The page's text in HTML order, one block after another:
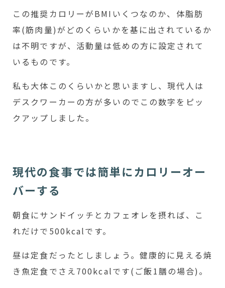
この推奨カロリーがBMIいくつなのか、体脂肪
率(筋肉量)がどのくらいかを基に出されているか
は不明ですが、活動量は低めの方に設定されて
いるものです。
私も大体このくらいかと思いますし、現代人は
デスクワーカーの方が多いのでこの数字をピッ
クアップしました。
現代の食事では簡単にカロリーオー
バーする
朝食にサンドイッチとカフェオレを摂れば、こ
れだけで500kcalです。
昼は定食だったとしましょう。健康的に見える焼
き魚定食でさえ700kcalです(ご飯1膳の場合)。